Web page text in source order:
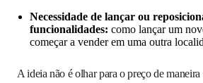
Necessidade de lançar ou
funcionalidades: como lançar um
começar a vender em uma outra
A ideia não é olhar para o preço de maneira